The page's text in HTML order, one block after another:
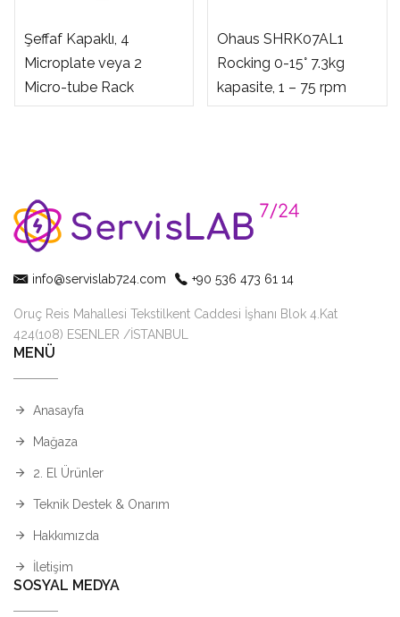
Şeffaf Kapaklı, 4
Microplate veya 2
Micro-tube Rack
Çalkalayan
Ohaus SHRK07AL1
Rocking 0-15° 7.3kg
kapasite, 1 – 75 rpm
info@servislab724.com +90 536 473 61 14
Oruç Reis Mahallesi Tekstilkent Caddesi İşhanı Blok 4.Kat
424(108) ESENLER /İSTANBUL
MENÜ
Anasayfa
Mağaza
2. El Ürünler
Teknik Destek & Onarım
Hakkımızda
İletişim
SOSYAL MEDYA